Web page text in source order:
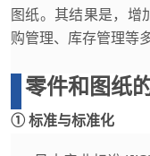
图纸。其结果是，增
购管理、库存管理等
零件和图纸
① 标准与标准化